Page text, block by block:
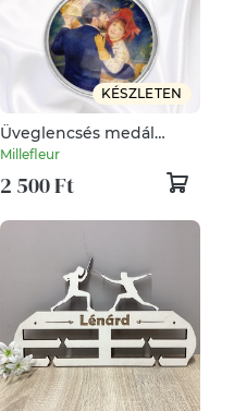
KÉSZLETEN
Üveglencsés medál
Renoir "Vidéki tánc" c.
Millefleur
2 500 Ft